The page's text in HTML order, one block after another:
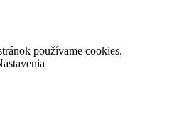
používame cookies.